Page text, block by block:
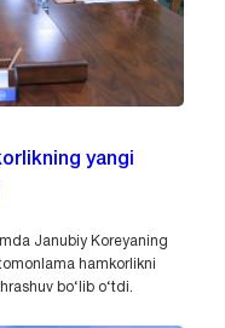
yangi
Janubiy Koreyaning
hamkorlikni
bo‘lib o‘tdi.